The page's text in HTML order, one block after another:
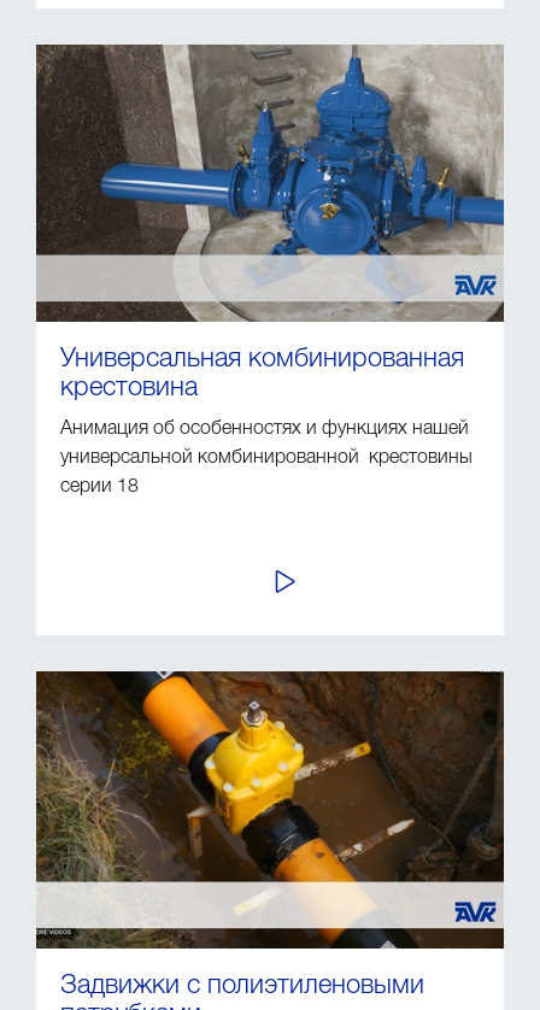
Универсальная комбинированная
крестовина
Анимация об особенностях и функциях нашей
универсальной комбинированной крестовины
серии 18
ПРОСМОТР
Задвижки с полиэтиленовыми